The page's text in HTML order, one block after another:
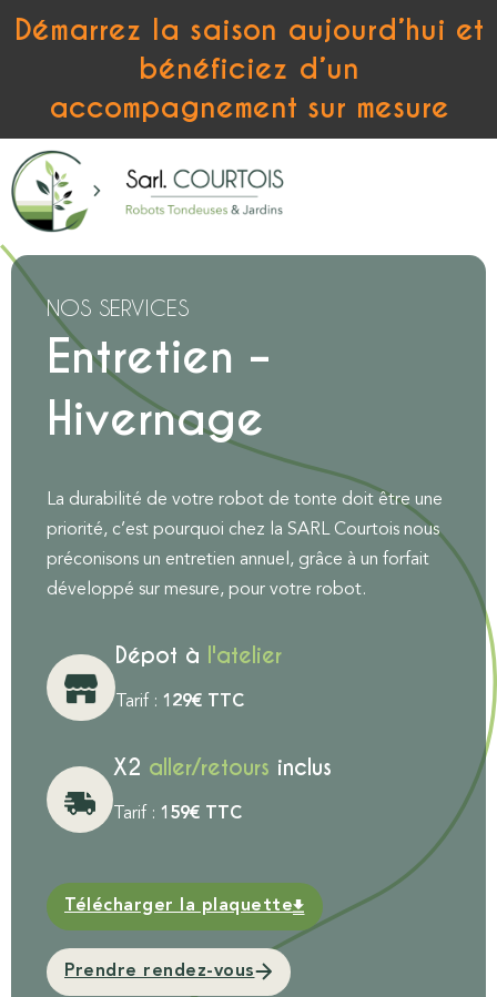
Démarrez la saison aujourd’hui et
bénéficiez d’un
accompagnement sur mesure
NOS SERVICES
Entretien –
Hivernage
La durabilité de votre robot de tonte doit être une
priorité, c’est pourquoi chez la SARL Courtois nous
préconisons un entretien annuel, grâce à un forfait
développé sur mesure, pour votre robot.
Dépot à l'atelier
Tarif : 129€ TTC
X2 aller/retours inclus
Tarif : 159€ TTC
Télécharger la plaquette
Prendre rendez-vous